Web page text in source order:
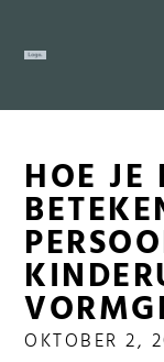
HOE JE
OKTOBER 2,